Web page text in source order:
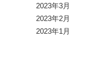
2023年3月
2023年2月
2023年1月